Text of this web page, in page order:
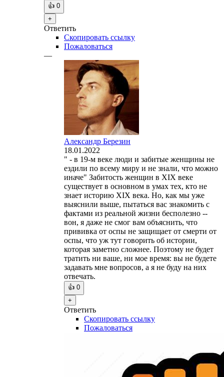
👍 0
+
Ответить
Скопировать ссылку
Пожаловаться
—
Александр Березин
18.01.2022
" - в 19-м веке люди и забитые женщины не
ездили по всему миру и не знали, что можно
иначе" Забитость женщин в XIX веке
существует в основном в умах тех, кто не
знает историю XIX века. Но, как мы уже
выяснили выше, пытаться вас знакомить с
фактами из реальной жизни бесполезно --
вон, я даже не смог вам объяснить, что
прививка от оспы не защищает от смерти от
оспы, что уж тут говорить об истории,
которая заметно сложнее. Поэтому не будет
тратить ни ваше, ни мое время: вы не будете
задавать мне вопросов, а я не буду на них
отвечать.
👍 0
+
Ответить
Скопировать ссылку
Пожаловаться